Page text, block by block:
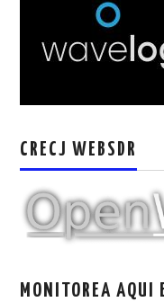
WAVELOG
AUTENTIFICACIÓN DE
CRECJ
MUMLA APP ( MUY
CRECJ WEBSDR
MONITOREA AQUI